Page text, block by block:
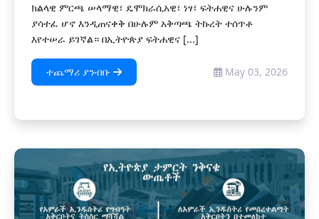
ክልላዊ ምርጫ ሠላማዊ፣ ዴሞክራሲአዊ፣ ነፃ፣ ፍትሐዊና ሁሉንም
ያሳተፈ ሆኖ እንዲጠናቀቅ በሁሉም አቅጣጫ ትኩረት ተሰጥቶ
እየተሠራ ይገኛል። በኢትዮጵያ ፍትሐዊና [...]
ተጨማሪ ያንብቡ May 03, 2026